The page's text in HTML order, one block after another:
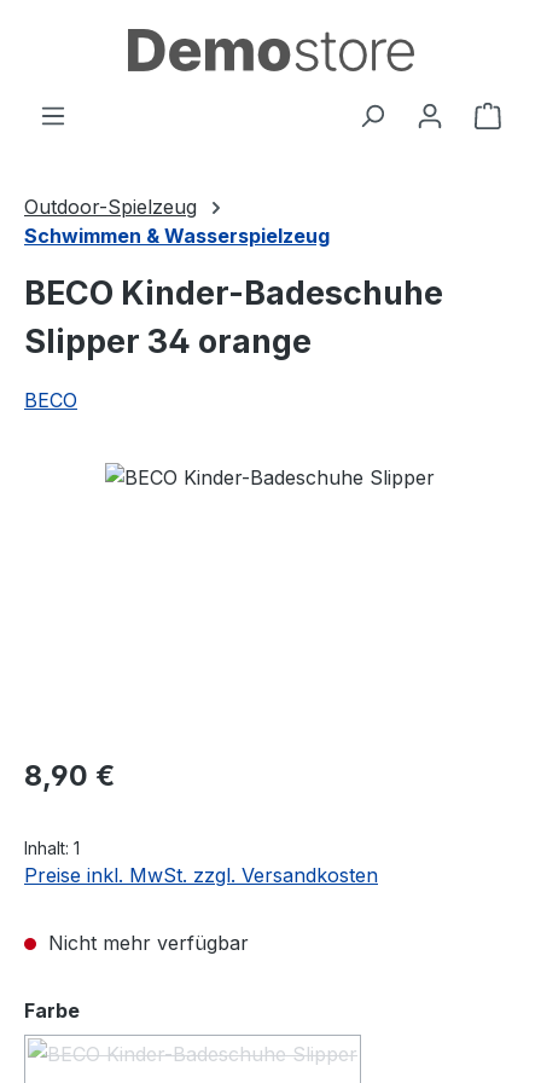
Zum Hauptinhalt springen
Outdoor-Spielzeug
Schwimmen & Wasserspielzeug
BECO Kinder-Badeschuhe
Slipper 34 orange
BECO
Bildergalerie überspringen
Regulärer Preis:
8,90 €
Inhalt: 1
Preise inkl. MwSt. zzgl. Versandkosten
Nicht mehr verfügbar
Farbeauswählen